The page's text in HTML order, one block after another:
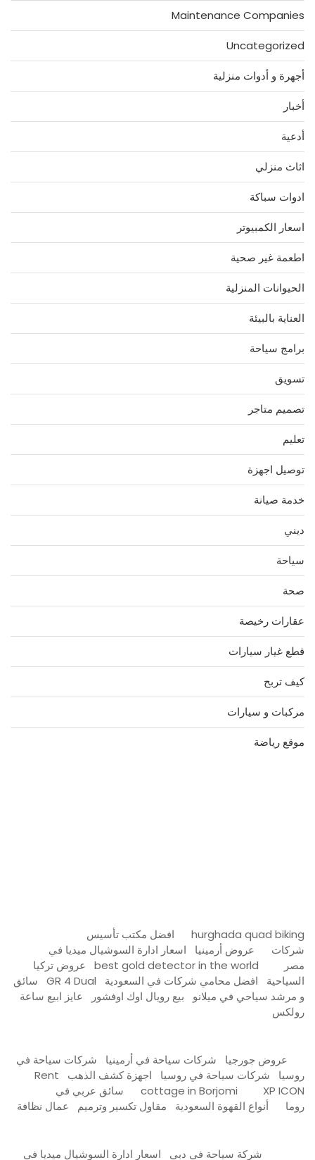
Maintenance Companies
Uncategorized
أجهرة و أدوات منزلية
أخبار
أدعية
اثاث منزلي
ادوات سباكة
اسعار الكمبيوتر
اطعمة غير صحية
الحيوانات المنزلية
العناية بالبيئة
برامج سياحة
تسويق
تصميم متاجر
تعليم
توصيل اجهزة
خدمة صيانة
ديني
سياحة
صحة
عقارات رخيصة
قطع غيار سيارات
كيف تربح
مركبات و سيارات
موقع رياضة
hurghada quad biking
افضل مكتب تأسيس
شركات
عروض أرمينيا
اسعار ادارة السوشيال ميديا في
مصر
best gold detector in the world
عروض تركيا
السياحية
افضل محامي شركات في السعودية GR 4 Dual
سائق
و مرشد سياحي في ميلانو
بيع رويال اوك اوفشور
عايز ابيع ساعة
رولكس
عروض جورجيا شركات سياحة في أرمينيا
شركات سياحة في
روسيا
شركات سياحة في روسيا اجهزة كشف الذهب
Rent
cottage in Borjomi
XP ICON
سائق عربي في
روما
أنواع القهوة السعودية مقاول تكسير وترميم عمال نظافة
شركة سياحة في دبي اسعار ادارة السوشيال ميديا في